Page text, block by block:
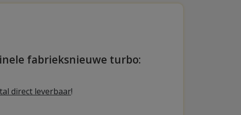
fabrieksnieuwe turbo:
direct leverbaar!